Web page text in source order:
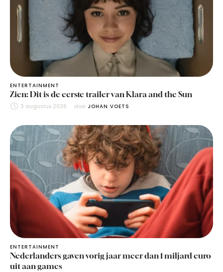
ENTERTAINMENT
Zien: Dit is de eerste trailer van Klara and the Sun
3 augustus 2026 door JOHAN VOETS
ENTERTAINMENT
Nederlanders gaven vorig jaar meer dan 1 miljard euro
uit aan games